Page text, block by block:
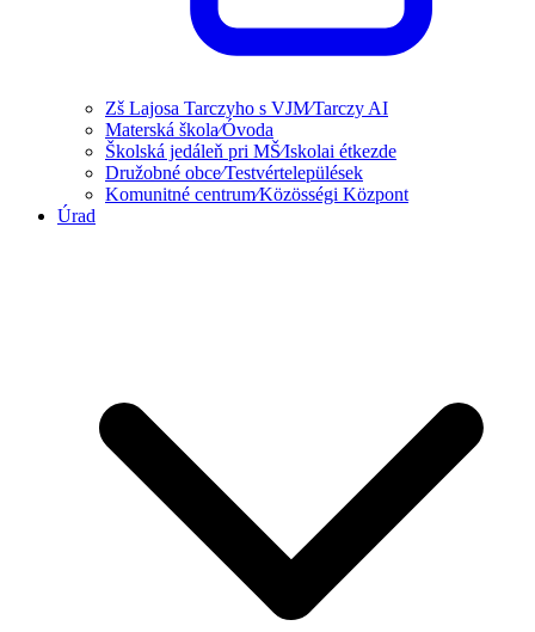
Zš Lajosa Tarczyho s VJM⁄Tarczy AI
Materská škola⁄Óvoda
Školská jedáleň pri MŠ⁄Iskolai étkezde
Družobné obce⁄Testvértelepülések
Komunitné centrum⁄Közösségi Központ
Úrad